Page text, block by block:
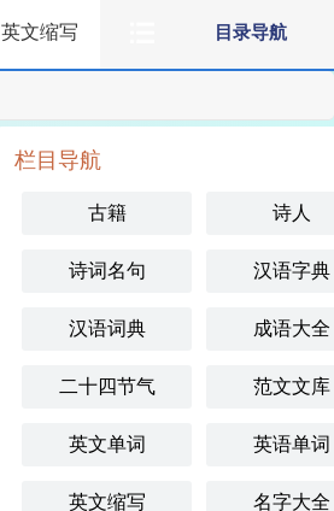
目录导航
英文缩写
栏目导航
古籍 诗人
诗词名句 汉语字典
汉语词典 成语大全
二十四节气 范文文库
英文单词 英语单词
英文缩写 名字大全